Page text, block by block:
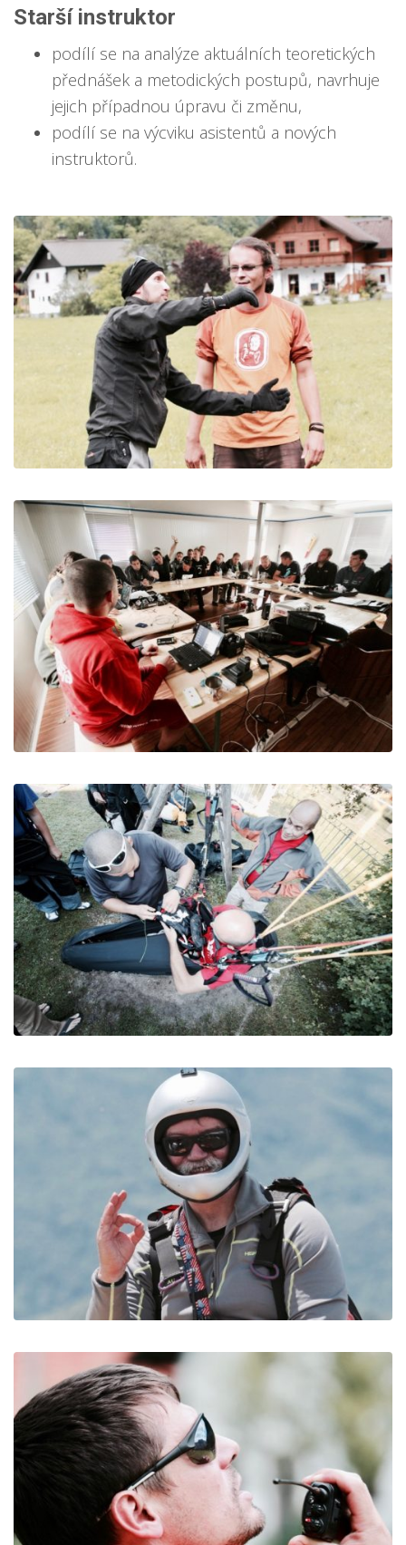
Starší instruktor
podílí se na analýze aktuálních teoretických
přednášek a metodických postupů, navrhuje
jejich případnou úpravu či změnu,
podílí se na výcviku asistentů a nových
instruktorů.